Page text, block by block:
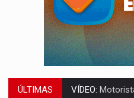
ÚLTIMAS LAZER:Seis